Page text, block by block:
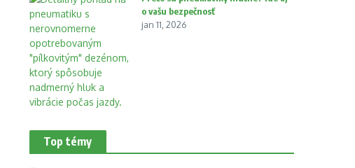
o vašu bezpečnosť
jan 11, 2026
Top témy